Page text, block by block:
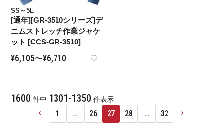
SS～5L
[通年][GR-3510シリーズ]デ
ニムストレッチ作業ジャケ
ット [CCS-GR-3510]
¥6,105〜¥6,710
1600 件中 1301-1350 件表示
1 … 26 27 28 … 32